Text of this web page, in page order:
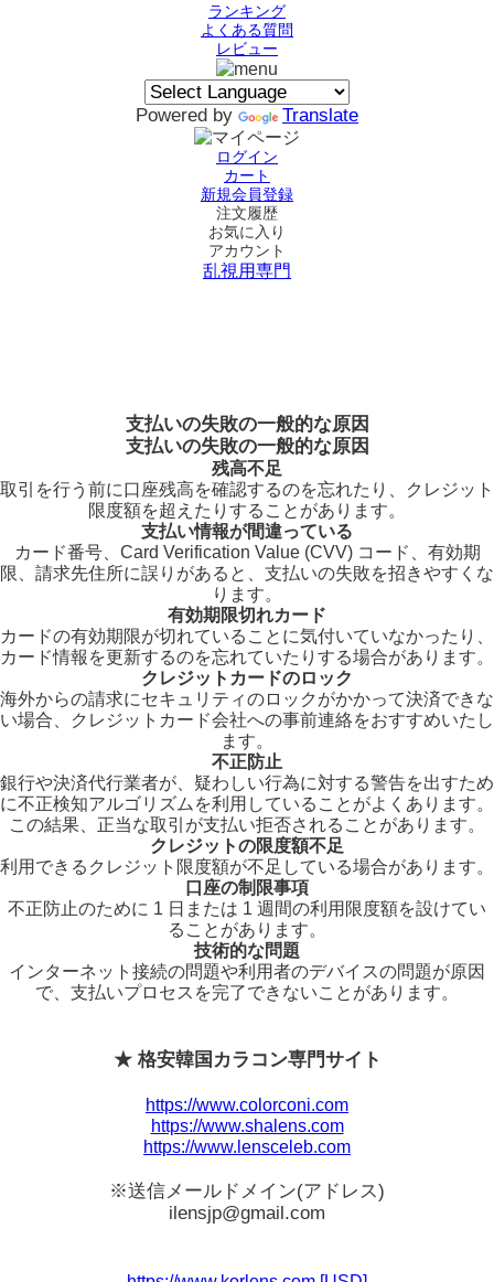
ランキング
よくある質問
レビュー
Powered by Translate
ログイン
カート
新規会員登録
注文履歴
お気に入り
アカウント
乱視用専門
支払いの失敗の一般的な原因
支払いの失敗の一般的な原因
残高不足
取引を行う前に口座残高を確認するのを忘れたり、クレジット
限度額を超えたりすることがあります。
支払い情報が間違っている
カード番号、Card Verification Value (CVV) コード、有効期
限、請求先住所に誤りがあると、支払いの失敗を招きやすくな
ります。
有効期限切れカード
カードの有効期限が切れていることに気付いていなかったり、
カード情報を更新するのを忘れていたりする場合があります。
クレジットカードのロック
海外からの請求にセキュリティのロックがかかって決済できな
い場合、クレジットカード会社への事前連絡をおすすめいたし
ます。
不正防止
銀行や決済代行業者が、疑わしい行為に対する警告を出すため
に不正検知アルゴリズムを利用していることがよくあります。
この結果、正当な取引が支払い拒否されることがあります。
クレジットの限度額不足
利用できるクレジット限度額が不足している場合があります。
口座の制限事項
不正防止のために 1 日または 1 週間の利用限度額を設けてい
ることがあります。
技術的な問題
インターネット接続の問題や利用者のデバイスの問題が原因
で、支払いプロセスを完了できないことがあります。
★ 格安韓国カラコン専門サイト
https://www.colorconi.com
https://www.shalens.com
https://www.lensceleb.com
※送信メールドメイン(アドレス)
ilensjp@gmail.com